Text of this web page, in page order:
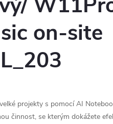
on-site
projekty s pomocí AI
činnost, se kterým dokážete